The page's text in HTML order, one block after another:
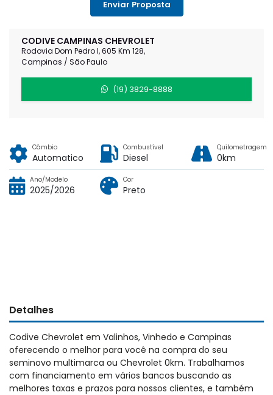
CODIVE CAMPINAS CHEVROLET
Rodovia Dom Pedro I, 605 Km 128,
Campinas / São Paulo
(19) 3829-8888
Enviar Proposta
Câmbio
Automatico
Combustível
Diesel
Quilometragem
0km
Ano/Modelo
2025/2026
Cor
Preto
Detalhes
Codive Chevrolet em Valinhos, Vinhedo e Campinas
oferecendo o melhor para você na compra do seu
seminovo multimarca ou Chevrolet 0km. Trabalhamos
com financiamento em vários bancos buscando as
melhores taxas e prazos para nossos clientes, e também